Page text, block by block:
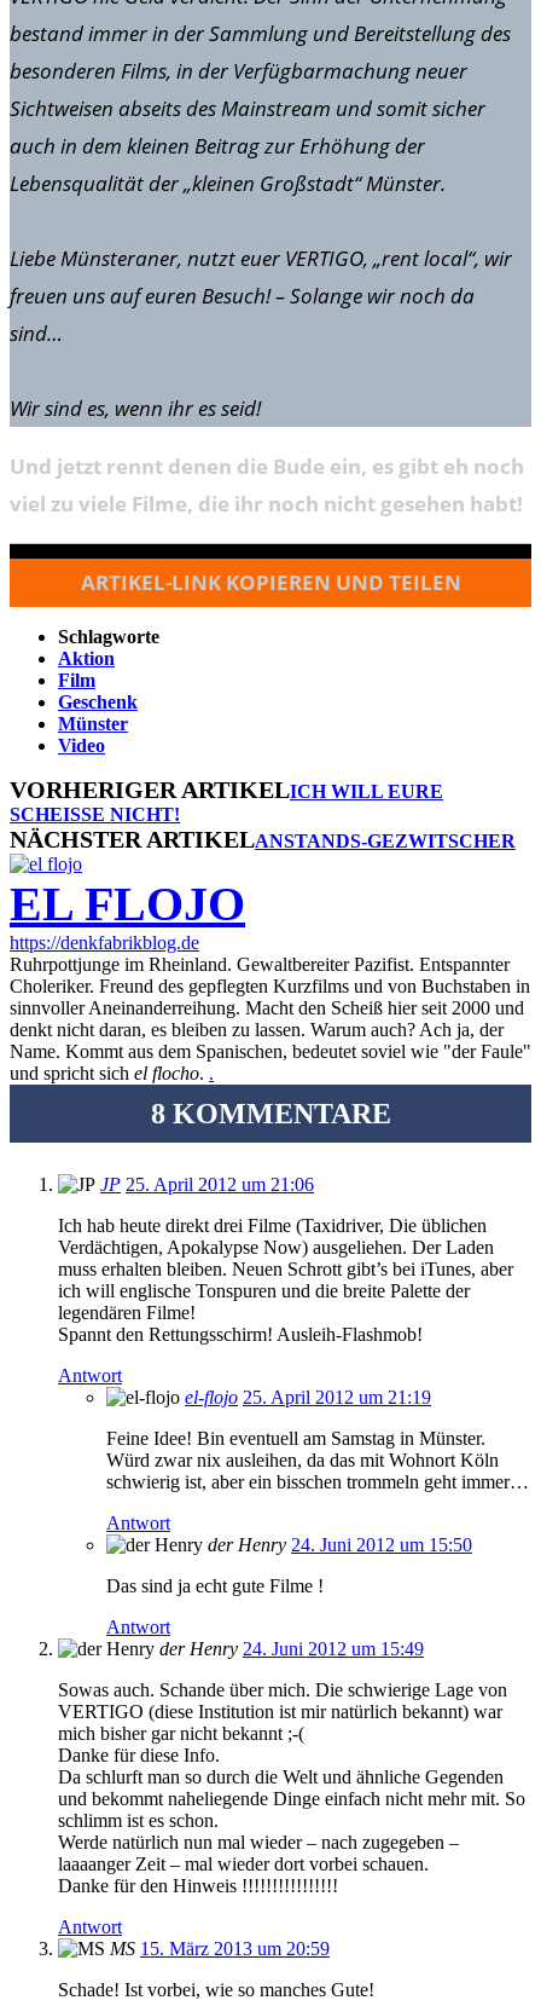
bestand immer in der Sammlung und Bereitstellung des
besonderen Films, in der Verfügbarmachung neuer
Sichtweisen abseits des Mainstream und somit sicher
auch in dem kleinen Beitrag zur Erhöhung der
Lebensqualität der „kleinen Großstadt“ Münster.
Liebe Münsteraner, nutzt euer VERTIGO, „rent local“, wir
freuen uns auf euren Besuch! – Solange wir noch da
sind…
Wir sind es, wenn ihr es seid!
Und jetzt rennt denen die Bude ein, es gibt eh noch
viel zu viele Filme, die ihr noch nicht gesehen habt!
ARTIKEL-LINK KOPIEREN UND TEILEN
Schlagworte
Aktion
Film
Geschenk
Münster
Video
VORHERIGER ARTIKELICH WILL EURE
SCHEISSE NICHT!
NÄCHSTER ARTIKELANSTANDS-GEZWITSCHER
EL FLOJO
https://denkfabrikblog.de
Ruhrpottjunge im Rheinland. Gewaltbereiter Pazifist. Entspannter
Choleriker. Freund des gepflegten Kurzfilms und von Buchstaben in
sinnvoller Aneinanderreihung. Macht den Scheiß hier seit 2000 und
denkt nicht daran, es bleiben zu lassen. Warum auch? Ach ja, der
Name. Kommt aus dem Spanischen, bedeutet soviel wie "der Faule"
und spricht sich el flocho. .
8 KOMMENTARE
JP 25. April 2012 um 21:06
Ich hab heute direkt drei Filme (Taxidriver, Die üblichen
Verdächtigen, Apokalypse Now) ausgeliehen. Der Laden
muss erhalten bleiben. Neuen Schrott gibt’s bei iTunes, aber
ich will englische Tonspuren und die breite Palette der
legendären Filme!
Spannt den Rettungsschirm! Ausleih-Flashmob!
Antwort
el-flojo 25. April 2012 um 21:19
Feine Idee! Bin eventuell am Samstag in Münster.
Würd zwar nix ausleihen, da das mit Wohnort Köln
schwierig ist, aber ein bisschen trommeln geht immer…
Antwort
der Henry 24. Juni 2012 um 15:50
Das sind ja echt gute Filme !
Antwort
der Henry 24. Juni 2012 um 15:49
Sowas auch. Schande über mich. Die schwierige Lage von
VERTIGO (diese Institution ist mir natürlich bekannt) war
mich bisher gar nicht bekannt ;-(
Danke für diese Info.
Da schlurft man so durch die Welt und ähnliche Gegenden
und bekommt naheliegende Dinge einfach nicht mehr mit. So
schlimm ist es schon.
Werde natürlich nun mal wieder – nach zugegeben –
laaaanger Zeit – mal wieder dort vorbei schauen.
Danke für den Hinweis !!!!!!!!!!!!!!!!
Antwort
MS 15. März 2013 um 20:59
Schade! Ist vorbei, wie so manches Gute!